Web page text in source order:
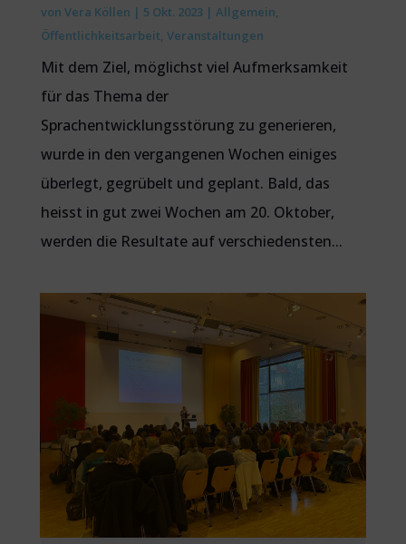
von Vera Köllen | 5 Okt. 2023 | Allgemein,
Öffentlichkeitsarbeit, Veranstaltungen
Mit dem Ziel, möglichst viel Aufmerksamkeit
für das Thema der
Sprachentwicklungsstörung zu generieren,
wurde in den vergangenen Wochen einiges
überlegt, gegrübelt und geplant. Bald, das
heisst in gut zwei Wochen am 20. Oktober,
werden die Resultate auf verschiedensten...